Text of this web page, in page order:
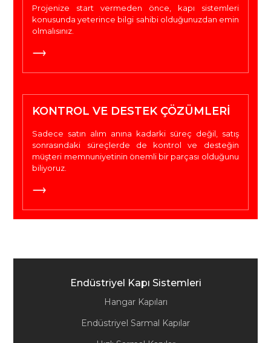
Projenize start vermeden önce, kapı sistemleri
konusunda yeterince bilgi sahibi olduğunuzdan emin
olmalısınız.
KONTROL VE DESTEK ÇÖZÜMLERI
Sadece satın alım anına kadarki süreç değil, satış
sonrasındaki süreçlerde de kontrol ve desteğin
müşteri memnuniyetinin önemli bir parçası olduğunu
biliyoruz.
Endüstriyel Kapı Sistemleri
Hangar Kapıları
Endüstriyel Sarmal Kapılar